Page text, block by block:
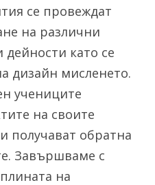
се провеждат
на различни
като се
дизайн мисленето.
учениците
на своите
получават обратна
Завършваме с
на